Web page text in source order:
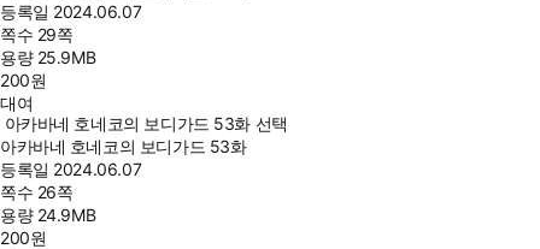
등록일 2024.06.07
쪽수 29쪽
용량 25.9MB
200원
대여
아카바네 호네코의 보디가드 53화 선택
아카바네 호네코의 보디가드 53화
등록일 2024.06.07
쪽수 26쪽
용량 24.9MB
200원